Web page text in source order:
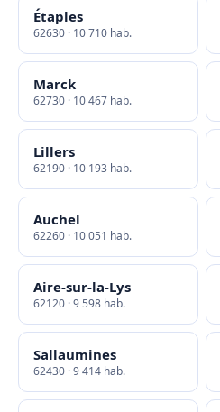
Étaples
62630 · 10 710 hab.
Marck
62730 · 10 467 hab.
Lillers
62190 · 10 193 hab.
Auchel
62260 · 10 051 hab.
Aire-sur-la-Lys
62120 · 9 598 hab.
Sallaumines
62430 · 9 414 hab.